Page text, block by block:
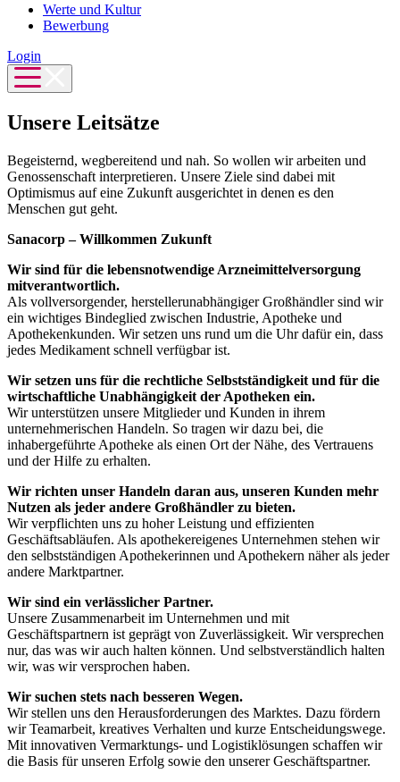
Werte und Kultur
Bewerbung
Login
Unsere Leitsätze
Begeisternd, wegbereitend und nah. So wollen wir arbeiten und
Genossenschaft interpretieren. Unsere Ziele sind dabei mit
Optimismus auf eine Zukunft ausgerichtet in denen es den
Menschen gut geht.
Sanacorp – Willkommen Zukunft
Wir sind für die lebensnotwendige Arzneimittelversorgung
mitverantwortlich.
Als vollversorgender, herstellerunabhängiger Großhändler sind wir
ein wichtiges Bindeglied zwischen Industrie, Apotheke und
Apothekenkunden. Wir setzen uns rund um die Uhr dafür ein, dass
jedes Medikament schnell verfügbar ist.
Wir setzen uns für die rechtliche Selbstständigkeit und für die
wirtschaftliche Unabhängigkeit der Apotheken ein.
Wir unterstützen unsere Mitglieder und Kunden in ihrem
unternehmerischen Handeln. So tragen wir dazu bei, die
inhabergeführte Apotheke als einen Ort der Nähe, des Vertrauens
und der Hilfe zu erhalten.
Wir richten unser Handeln daran aus, unseren Kunden mehr
Nutzen als jeder andere Großhändler zu bieten.
Wir verpflichten uns zu hoher Leistung und effizienten
Geschäftsabläufen. Als apothekereigenes Unternehmen stehen wir
den selbstständigen Apothekerinnen und Apothekern näher als jeder
andere Marktpartner.
Wir sind ein verlässlicher Partner.
Unsere Zusammenarbeit im Unternehmen und mit
Geschäftspartnern ist geprägt von Zuverlässigkeit. Wir versprechen
nur, das was wir auch halten können. Und selbstverständlich halten
wir, was wir versprochen haben.
Wir suchen stets nach besseren Wegen.
Wir stellen uns den Herausforderungen des Marktes. Dazu fördern
wir Teamarbeit, kreatives Verhalten und kurze Entscheidungswege.
Mit innovativen Vermarktungs- und Logistiklösungen schaffen wir
die Basis für unseren Erfolg sowie den unserer Geschäftspartner.